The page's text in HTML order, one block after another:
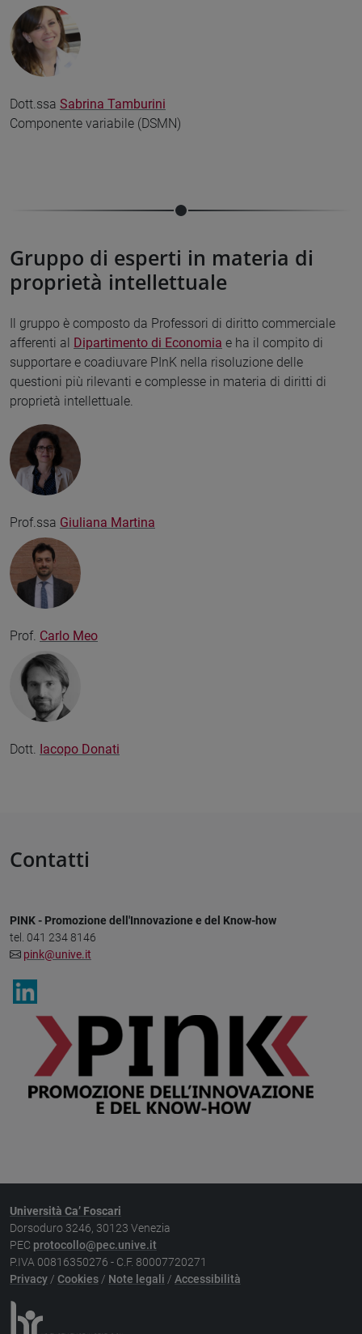
Dott.ssa Sabrina Tamburini
Componente variabile (DSMN)
Gruppo di esperti in materia di
proprietà intellettuale
Il gruppo è composto da Professori di diritto commerciale
afferenti al
Dipartimento di Economia e ha il compito di
supportare e coadiuvare PInK nella risoluzione delle
questioni più rilevanti e complesse in materia di diritti di
proprietà intellettuale.
Prof.ssa Giuliana Martina
Prof. Carlo Meo
Dott. Iacopo Donati
Contatti
PINK - Promozione dell'Innovazione e del Know-how
tel. 041 234 8146
pink@unive.it
Università Ca’ Foscari
Dorsoduro 3246, 30123 Venezia
PEC protocollo@pec.unive.it
P.IVA 00816350276 - C.F. 80007720271
Privacy / Cookies / Note legali / Accessibilità